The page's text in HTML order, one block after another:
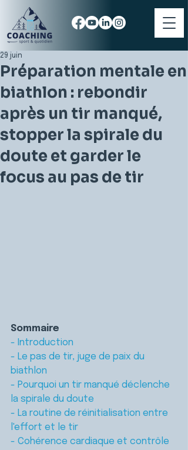
Préparation mentale en
biathlon : rebondir
après un tir manqué,
stopper la spirale du
doute et garder le
focus au pas de tir
29 juin
Sommaire
- Introduction
- Le pas de tir, juge de paix du
biathlon
- Pourquoi un tir manqué déclenche
la spirale du doute
- La routine de réinitialisation entre
l'effort et le tir
- Cohérence cardiaque et contrôle